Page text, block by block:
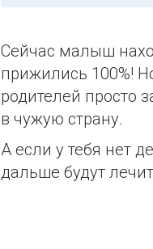
Сейчас малыш
прижились 100%!
родителей просто
в чужую страну.
А если у тебя нет
дальше будут